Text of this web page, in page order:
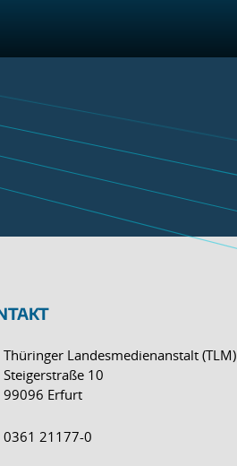
Thüringer Landesmedienanstalt (TLM)
Steigerstraße 10
99096 Erfurt
0361 21177-0